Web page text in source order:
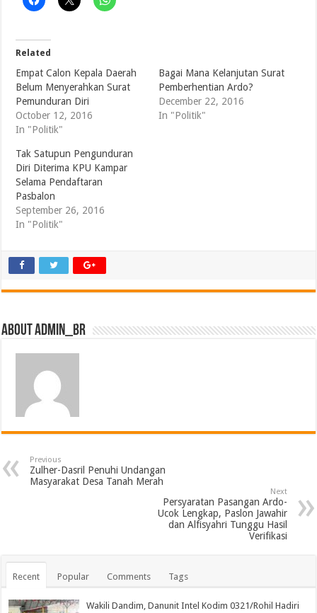
Related
Empat Calon Kepala Daerah
Belum Menyerahkan Surat
Pemunduran Diri
October 12, 2016
In "Politik"
Bagai Mana Kelanjutan Surat
Pemberhentian Ardo?
December 22, 2016
In "Politik"
Tak Satupun Pengunduran
Diri Diterima KPU Kampar
Selama Pendaftaran
Pasbalon
September 26, 2016
In "Politik"
About admin_br
Previous
Zulher-Dasril Penuhi Undangan
Masyarakat Desa Tanah Merah
Next
Persyaratan Pasangan Ardo-
Ucok Lengkap, Paslon Jawahir
dan Alfisyahri Tunggu Hasil
Verifikasi
Recent Popular Comments Tags
Wakili Dandim, Danunit Intel Kodim 0321/Rohil Hadiri